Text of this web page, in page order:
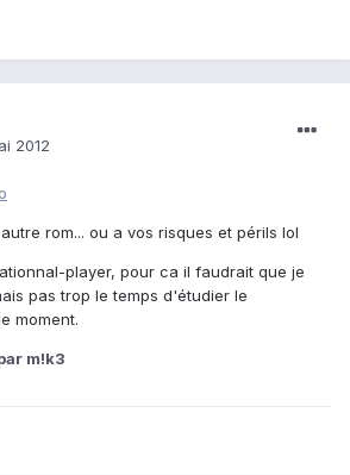
2012
rom... ou a vos risques et périls lol
player, pour ca il faudrait que je
pas trop le temps d'étudier le
moment.
m!k3